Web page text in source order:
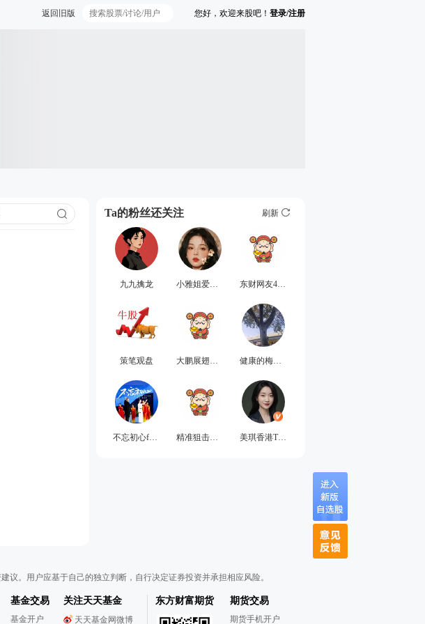
您好，欢迎来股吧！ 登录/注册
返回旧版
Ta的粉丝还关注 刷新
九九擒龙 小雅姐爱低吸 东财网友4527513841866804
策笔观盘 大鹏展翅万里无云 健康的梅宇航
不忘初心fdsz 精准狙击大号 美琪香港TIME
。用户应基于自己的独立判断，自行决定证券投资并承担相应风险。
基金交易
基金开户
关注天天基金
天天基金网微博
东方财富期货 期货交易
期货手机开户